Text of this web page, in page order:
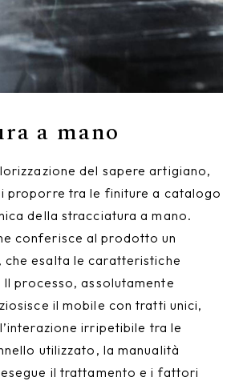
a mano
del sapere artigiano,
proporre tra le finiture a catalogo
della stracciatura a mano.
conferisce al prodotto un
esalta le caratteristiche
processo, assolutamente
il mobile con tratti unici,
irripetibile tra le
utilizzato, la manualità
il trattamento e i fattori